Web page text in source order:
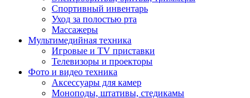
Спортивный инвентарь
Уход за полостью рта
Массажеры
Мультимедийная техника
Игровые и TV приставки
Телевизоры и проекторы
Фото и видео техника
Аксессуары для камер
Моноподы, штативы, стедикамы